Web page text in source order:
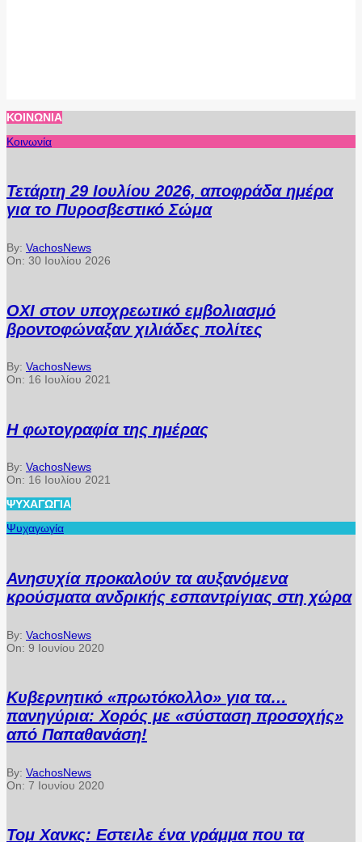
ΚΟΙΝΩΝΊΑ
Κοινωνία
Τετάρτη 29 Ιουλίου 2026, αποφράδα ημέρα
για το Πυροσβεστικό Σώμα
By: VachosNews
On: 30 Ιουλίου 2026
ΟΧΙ στον υποχρεωτικό εμβολιασμό
βροντοφώναξαν χιλιάδες πολίτες
By: VachosNews
On: 16 Ιουλίου 2021
Η φωτογραφία της ημέρας
By: VachosNews
On: 16 Ιουλίου 2021
ΨΥΧΑΓΩΓΊΑ
Ψυχαγωγία
Ανησυχία προκαλούν τα αυξανόμενα
κρούσματα ανδρικής εσπαντρίγιας στη χώρα
By: VachosNews
On: 9 Ιουνίου 2020
Κυβερνητικό «πρωτόκολλο» για τα…
πανηγύρια: Χορός με «σύσταση προσοχής»
από Παπαθανάση!
By: VachosNews
On: 7 Ιουνίου 2020
Τομ Χανκς: Εστειλε ένα γράμμα που τα